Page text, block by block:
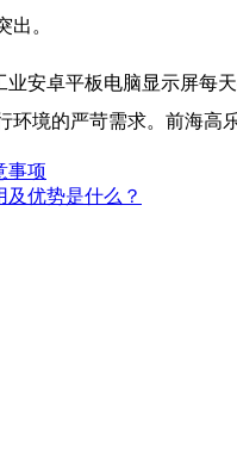
出。
安卓平板电脑显示屏每
环境的严苛需求。前海高
事项
及优势是什么？